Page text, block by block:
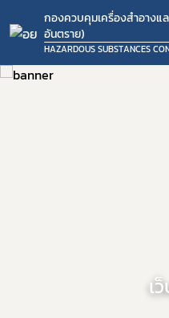
กองควบคุมเครื่องสำอางแ
อันตราย)
HAZARDOUS SUBSTANCES
เ